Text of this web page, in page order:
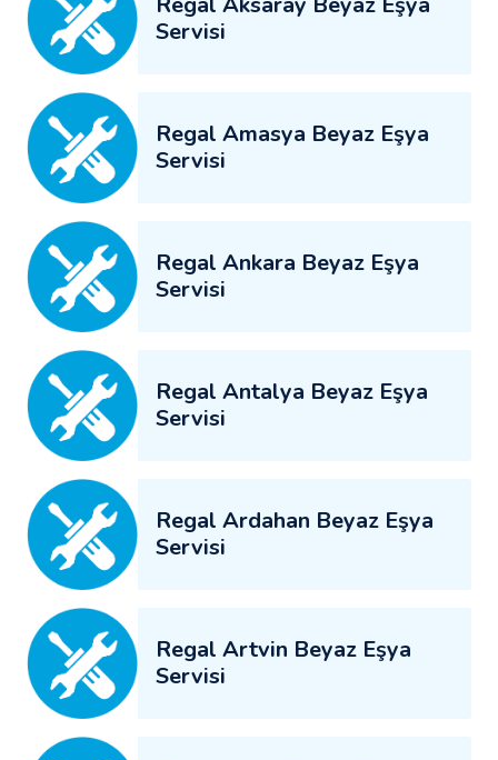
Servisi
Regal Amasya Beyaz Eşya
Servisi
Regal Ankara Beyaz Eşya
Servisi
Regal Antalya Beyaz Eşya
Servisi
Regal Ardahan Beyaz Eşya
Servisi
Regal Artvin Beyaz Eşya
Servisi